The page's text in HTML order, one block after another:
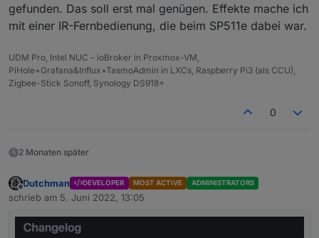
gefunden. Das soll erst mal genügen. Effekte mache ich
mit einer IR-Fernbedienung, die beim SP511e dabei war.
UDM Pro, Intel NUC - ioBroker in Proxmox-VM,
PiHole+Grafana&Influx+TasmoAdmin in LXCs, Raspberry Pi3 (als CCU),
Zigbee-Stick Sonoff, Synology DS918+
0
2 Monaten später
Offline
Dutchman DEVELOPER MOST ACTIVE ADMINISTRATORS
schrieb am 5. Juni 2022, 13:05
zuletzt editiert von